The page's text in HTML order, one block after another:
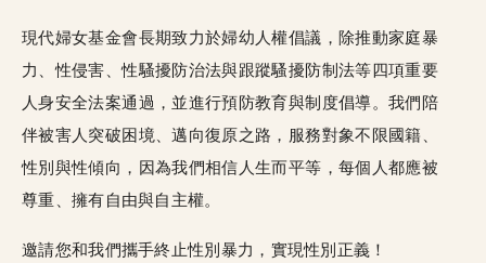
現代婦女基金會長期致力於婦幼人權倡議，除推動家庭暴
力、性侵害、性騷擾防治法與跟蹤騷擾防制法等四項重要
人身安全法案通過，並進行預防教育與制度倡導。我們陪
伴被害人突破困境、邁向復原之路，服務對象不限國籍、
性別與性傾向，因為我們相信人生而平等，每個人都應被
尊重、擁有自由與自主權。
邀請您和我們攜手終止性別暴力，實現性別正義！